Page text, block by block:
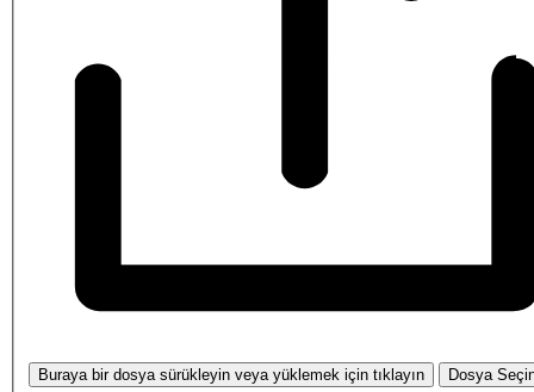
Buraya bir dosya sürükleyin veya yüklemek için tıklayın Dosya